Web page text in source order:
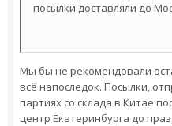
посылки доставляли до
Мы бы не рекомендовали
всё напоследок. Посылки,
партиях со склада в Китае
центр Екатеринбурга до